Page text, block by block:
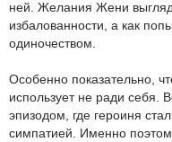
ней. Желания Жени
избалованности, а как
одиночеством.
Особенно показательно,
использует не ради себя.
эпизодом, где героиня
симпатией. Именно